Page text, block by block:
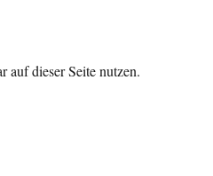
auf dieser Seite nutzen.